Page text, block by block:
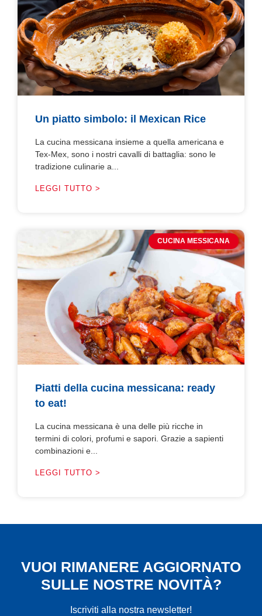
Un piatto simbolo: il Mexican Rice
La cucina messicana insieme a quella americana e
Tex-Mex, sono i nostri cavalli di battaglia: sono le
tradizione culinarie a...
LEGGI TUTTO >
CUCINA MESSICANA
Piatti della cucina messicana: ready
to eat!
La cucina messicana è una delle più ricche in
termini di colori, profumi e sapori. Grazie a sapienti
combinazioni e...
LEGGI TUTTO >
VUOI RIMANERE AGGIORNATO
SULLE NOSTRE NOVITÀ?
Iscriviti alla nostra newsletter!